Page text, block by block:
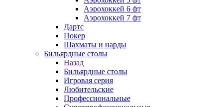
Аэрохоккей 6 фт
Аэрохоккей 7 фт
Дартс
Покер
Шахматы и нарды
Бильярдные столы
Назад
Бильярдные столы
Игровая серия
Любительские
Профессиональные